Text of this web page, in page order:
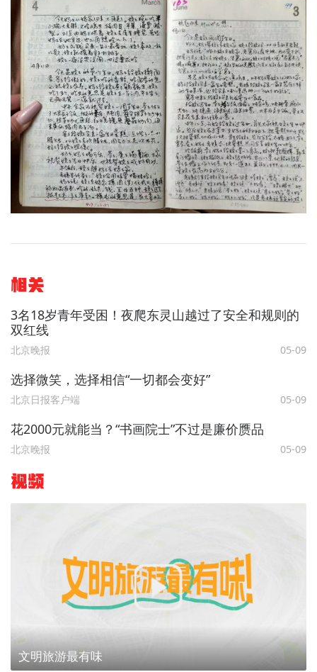
相关
3名18岁青年受困！夜爬东灵山越过了安全和规则的
双红线
北京晚报 05-09
选择微笑，选择相信“一切都会变好”
北京日报客户端 05-09
花2000元就能当？“书画院士”不过是廉价赝品
北京晚报 05-09
视频
文明旅游最有味